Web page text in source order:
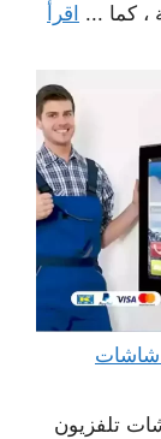
، كما ... اقرأ
55880595 إصلاح شاشات
تلفزيون